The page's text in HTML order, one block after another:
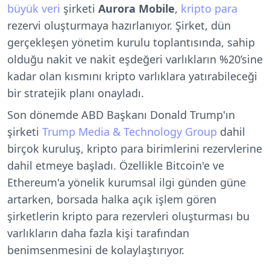
büyük veri şirketi Aurora Mobile, kripto para
rezervi oluşturmaya hazırlanıyor. Şirket, dün
gerçekleşen yönetim kurulu toplantısında, sahip
olduğu nakit ve nakit eşdeğeri varlıkların %20’sine
kadar olan kısmını kripto varlıklara yatırabileceği
bir stratejik planı onayladı.
Son dönemde ABD Başkanı Donald Trump'ın
şirketi Trump Media & Technology Group dahil
birçok kuruluş, kripto para birimlerini rezervlerine
dahil etmeye başladı. Özellikle Bitcoin'e ve
Ethereum'a yönelik kurumsal ilgi günden güne
artarken, borsada halka açık işlem gören
şirketlerin kripto para rezervleri oluşturması bu
varlıkların daha fazla kişi tarafından
benimsenmesini de kolaylaştırıyor.